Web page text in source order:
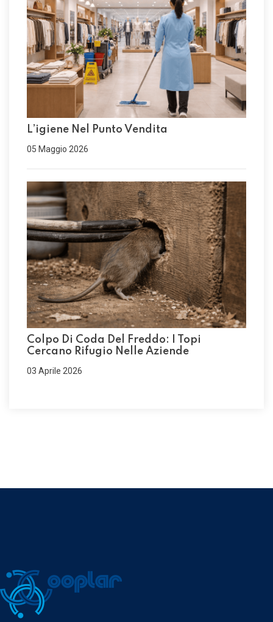
L’igiene Nel Punto Vendita
05 Maggio 2026
Colpo Di Coda Del Freddo: I Topi
Cercano Rifugio Nelle Aziende
03 Aprile 2026